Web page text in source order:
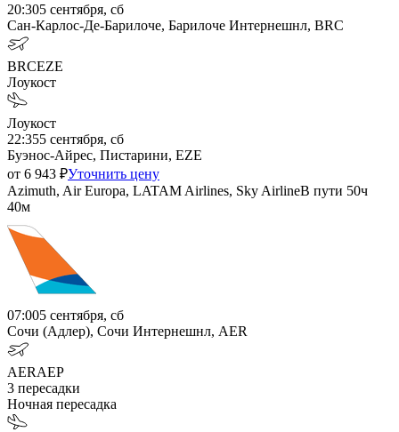
20:305 сентября, сб
Сан-Карлос-Де-Барилоче, Барилоче Интернешнл, BRC
BRCEZE
Лоукост
Лоукост
22:355 сентября, сб
Буэнос-Айрес, Пистарини, EZE
от 6 943 ₽Уточнить цену
Azimuth, Air Europa, LATAM Airlines, Sky AirlineВ пути 50ч
40м
07:005 сентября, сб
Сочи (Адлер), Сочи Интернешнл, AER
AERAEP
3 пересадки
Ночная пересадка